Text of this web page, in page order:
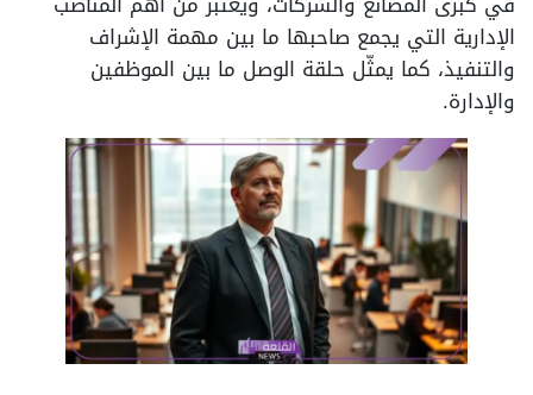
الإدارية التي يجمع صاحبها ما بين مهمة الإشراف
والتنفيذ، كما يمثّل حلقة الوصل ما بين الموظفين
والإدارة.